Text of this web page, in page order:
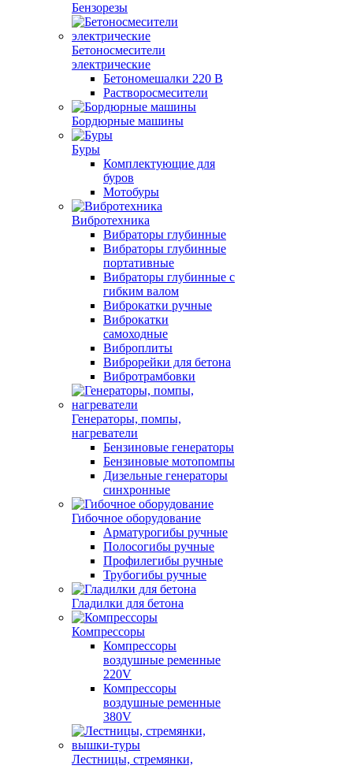
Бензорезы
Бетоносмесители
электрические
Бетономешалки 220 В
Растворосмесители
Бордюрные машины
Буры
Комплектующие для
буров
Мотобуры
Вибротехника
Вибраторы глубинные
Вибраторы глубинные
портативные
Вибраторы глубинные с
гибким валом
Виброкатки ручные
Виброкатки
самоходные
Виброплиты
Виброрейки для бетона
Вибротрамбовки
Генераторы, помпы,
нагреватели
Бензиновые генераторы
Бензиновые мотопомпы
Дизельные генераторы
синхронные
Гибочное оборудование
Арматурогибы ручные
Полосогибы ручные
Профилегибы ручные
Трубогибы ручные
Гладилки для бетона
Компрессоры
Компрессоры
воздушные ременные
220V
Компрессоры
воздушные ременные
380V
Лестницы, стремянки,